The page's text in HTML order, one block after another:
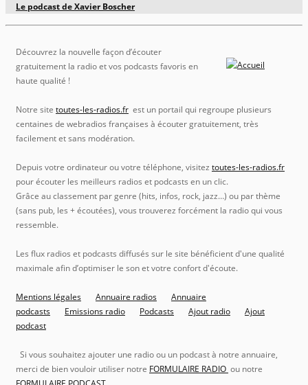
Le podcast de Xavier Boscher
Découvrez la nouvelle façon d’écouter
gratuitement la radio et vos podcasts favoris en
haute qualité !
Notre site toutes-les-radios.fr est un portail qui regroupe plusieurs
centaines de webradios françaises à écouter gratuitement, très
facilement et sans modération.
Depuis votre ordinateur ou votre téléphone, visitez toutes-les-radios.fr
pour écouter les meilleurs radios et podcasts en un clic.
Grâce au classement par genre (hits, infos, rock, jazz…) ou par thème
(sans pub, les + écoutées), vous trouverez forcément la radio qui vous
ressemble.
Les flux radios et podcasts diffusés sur le site bénéficient d'une qualité
maximale afin d’optimiser le son et votre confort d'écoute.
Mentions légales Annuaire radios
Annuaire
podcasts
Emissions radio Podcasts Ajout radio
Ajout
podcast
Si vous souhaitez ajouter une radio ou un podcast à notre annuaire,
merci de bien vouloir utiliser notre FORMULAIRE RADIO ou notre